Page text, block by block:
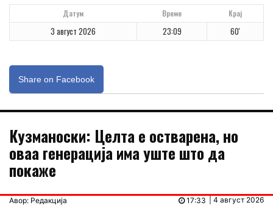
Датум Време Крај
3 август 2026 23:09 60'
Share on Facebook
Кузманоски: Целта е остварена, но
оваа генерација има уште што да
покаже
Авор: Редакција | 4 август 2026
17:33